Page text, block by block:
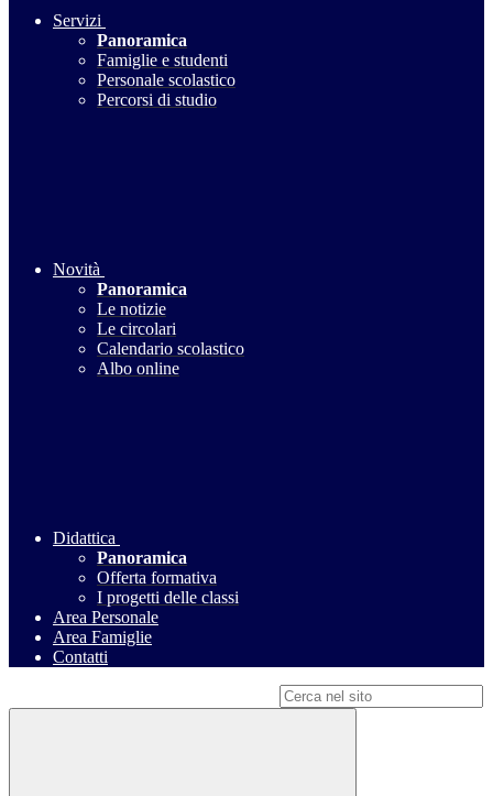
Servizi
Panoramica
Famiglie e studenti
Personale scolastico
Percorsi di studio
Novità
Panoramica
Le notizie
Le circolari
Calendario scolastico
Albo online
Didattica
Panoramica
Offerta formativa
I progetti delle classi
Area Personale
Area Famiglie
Contatti